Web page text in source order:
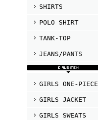
SHIRTS
POLO SHIRT
TANK-TOP
JEANS/PANTS
GIRLS ONE-PIECE
GIRLS JACKET
GIRLS SWEATS